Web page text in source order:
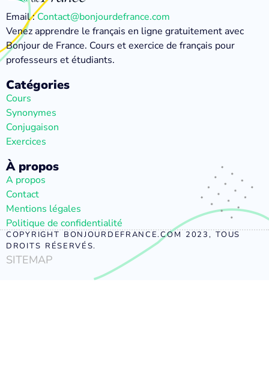
Email :Contact@bonjourdefrance.com
Venez apprendre le français en ligne gratuitement avec
Bonjour de France. Cours et exercice de français pour
professeurs et étudiants.
Catégories
Cours
Synonymes
Conjugaison
Exercices
À propos
A propos
Contact
Mentions légales
Politique de confidentialité
COPYRIGHT BONJOURDEFRANCE.COM 2023, TOUS
DROITS RÉSERVÉS.
SITEMAP